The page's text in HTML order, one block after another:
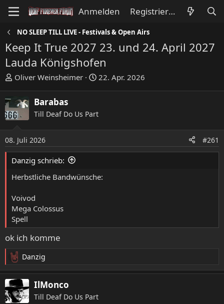
Anmelden Registrieren
NO SLEEP TILL LIVE - Festivals & Open Airs
Keep It True 2027 23. und 24. April 2027
Lauda Königshofen
E
s
t
e
l
e
r
Oliver Weinsheimer
E
e
l
t
22. Apr. 2026
Barabas
Till Deaf Do Us Part
08. Juli 2026 #261
Danzig schrieb:
Herbstliche Bandwünsche:
Voivod
Mega Colossus
Spell
ok ich komme
R
e
a
k
t
Danzig
IlMonco
Till Deaf Do Us Part